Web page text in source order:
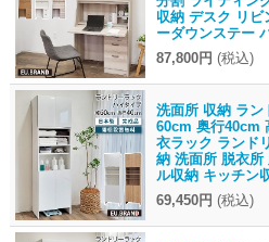
収納 デスク リビ
ーダウンステー
87,800円 (税込)
洗面所 収納 ラン
60cm 奥行40cm
衣ラック ランド
納 洗面所 脱衣所
ル収納 キッチン
69,450円 (税込)